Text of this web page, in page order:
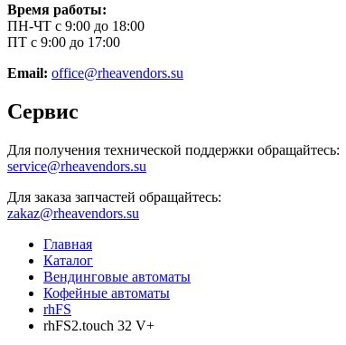
Время работы:
ПН-ЧТ с 9:00 до 18:00
ПТ с 9:00 до 17:00
Email: office@rheavendors.su
Сервис
Для получения технической поддержки обращайтесь:
service@rheavendors.su
Для заказа запчастей обращайтесь:
zakaz@rheavendors.su
Главная
Каталог
Вендинговые автоматы
Кофейные автоматы
rhFS
rhFS2.touch 32 V+